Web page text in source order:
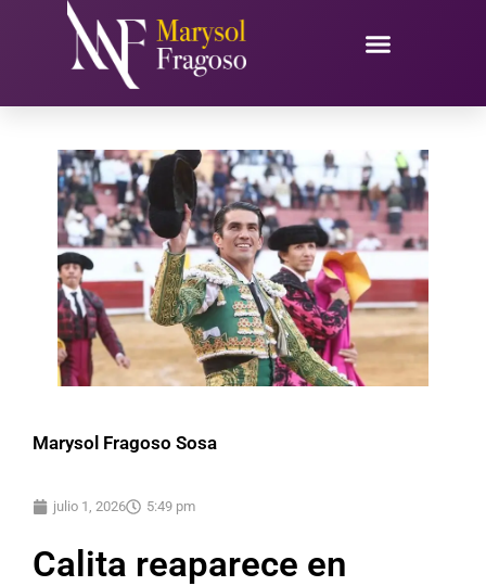
contenido
Marysol Fragoso Sosa
julio 1, 2026 5:49 pm
Calita reaparece en